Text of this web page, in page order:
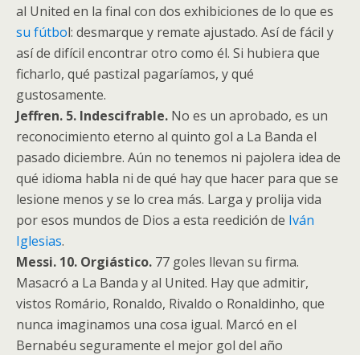
al United en la final con dos exhibiciones de lo que es
su fútbol: desmarque y remate ajustado. Así de fácil y
así de difícil encontrar otro como él. Si hubiera que
ficharlo, qué pastizal pagaríamos, y qué
gustosamente.
Jeffren. 5. Indescifrable. No es un aprobado, es un
reconocimiento eterno al quinto gol a La Banda el
pasado diciembre. Aún no tenemos ni pajolera idea de
qué idioma habla ni de qué hay que hacer para que se
lesione menos y se lo crea más. Larga y prolija vida
por esos mundos de Dios a esta reedición de Iván
Iglesias.
Messi. 10. Orgiástico. 77 goles llevan su firma.
Masacró a La Banda y al United. Hay que admitir,
vistos Romário, Ronaldo, Rivaldo o Ronaldinho, que
nunca imaginamos una cosa igual. Marcó en el
Bernabéu seguramente el mejor gol del año